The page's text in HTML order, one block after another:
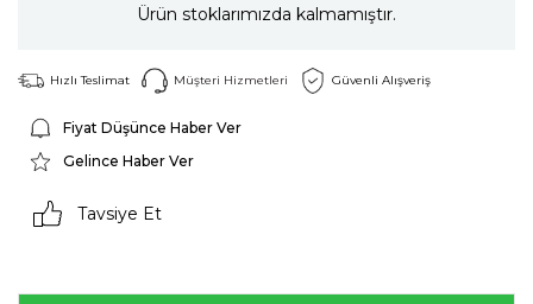
Ürün stoklarımızda kalmamıştır.
Hızlı Teslimat Müşteri Hizmetleri Güvenli Alışveriş
Fiyat Düşünce Haber Ver
Gelince Haber Ver
Tavsiye Et